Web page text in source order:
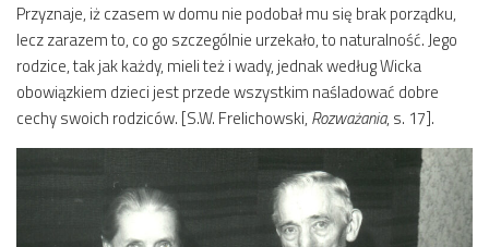
Przyznaje, iż czasem w domu nie podobał mu się brak porządku,
lecz zarazem to, co go szczególnie urzekało, to naturalność. Jego
rodzice, tak jak każdy, mieli też i wady, jednak według Wicka
obowiązkiem dzieci jest przede wszystkim naśladować dobre
cechy swoich rodziców. [S.W. Frelichowski, Rozważania, s. 17].